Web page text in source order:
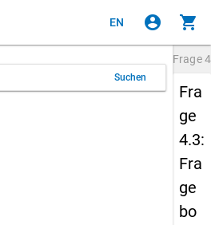
EN account_circle shopping_cart
Suchen
Frage
Fra
ge
4.3:
Fra
ge
bo